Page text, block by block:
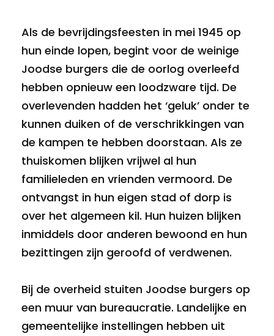
Als de bevrijdingsfeesten in mei 1945 op
hun einde lopen, begint voor de weinige
Joodse burgers die de oorlog overleefd
hebben opnieuw een loodzware tijd. De
overlevenden hadden het ‘geluk’ onder te
kunnen duiken of de verschrikkingen van
de kampen te hebben doorstaan. Als ze
thuiskomen blijken vrijwel al hun
familieleden en vrienden vermoord. De
ontvangst in hun eigen stad of dorp is
over het algemeen kil. Hun huizen blijken
inmiddels door anderen bewoond en hun
bezittingen zijn geroofd of verdwenen.
Bij de overheid stuiten Joodse burgers op
een muur van bureaucratie. Landelijke en
gemeentelijke instellingen hebben uit